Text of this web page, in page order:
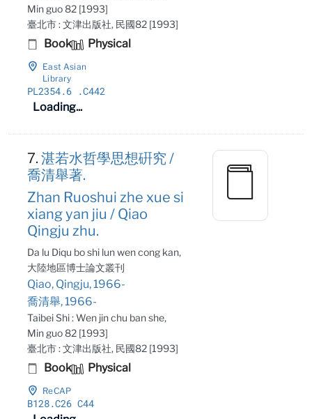
Min guo 82 [1993]
臺北市 : 文津出版社, 民國82 [1993]
Book Physical
East Asian
Library
PL2354.6 .C442
Loading...
7.湛若水哲學思想硏究 /
喬清舉著.
Zhan Ruoshui zhe xue si
xiang yan jiu / Qiao
Qingju zhu.
Da lu Diqu bo shi lun wen cong kan,
大陸地區博士論文叢刊
Qiao, Qingju, 1966-
喬清舉, 1966-
Taibei Shi : Wen jin chu ban she,
Min guo 82 [1993]
臺北市 : 文津出版社, 民國82 [1993]
Book Physical
ReCAP
B128.C26 C44